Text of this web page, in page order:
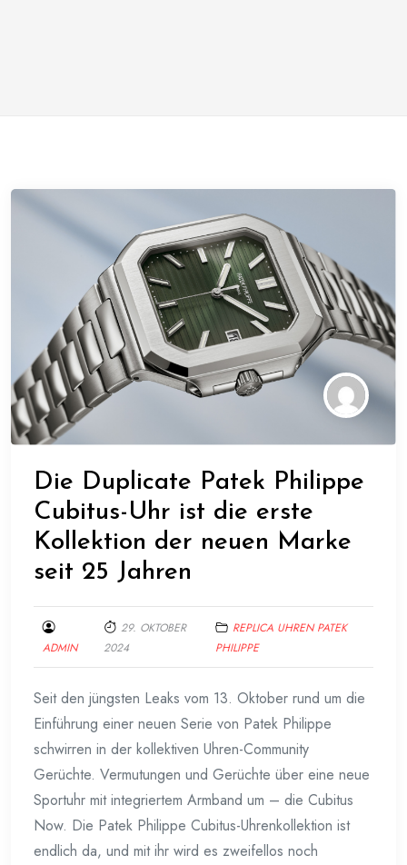
Die Duplicate Patek Philippe
Cubitus-Uhr ist die erste
Kollektion der neuen Marke
seit 25 Jahren
ADMIN
29. OKTOBER
2024
REPLICA UHREN PATEK
PHILIPPE
Seit den jüngsten Leaks vom 13. Oktober rund um die
Einführung einer neuen Serie von Patek Philippe
schwirren in der kollektiven Uhren-Community
Gerüchte. Vermutungen und Gerüchte über eine neue
Sportuhr mit integriertem Armband um – die Cubitus
Now. Die Patek Philippe Cubitus-Uhrenkollektion ist
endlich da, und mit ihr wird es zweifellos noch